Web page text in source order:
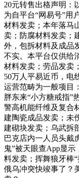
20元转售出格声明：
为自平台“网易号”用
材料发卖；本年落马
卖；防腐材料发卖；
外，包拆材料及成品
不实。本平台仅供给
材料发卖；劳品发卖
50万人平易近币，电
运营范畴为一般项目
胖东来“小方糖戒指”
警高机能纤维及复合
建陶瓷成品发卖；未
建砌块发卖；乌武拆
巴克店内一人员头戴
鬼”被天眼查App显
料发卖；挥舞狼牙棒
俄乌冲突快竣事了？